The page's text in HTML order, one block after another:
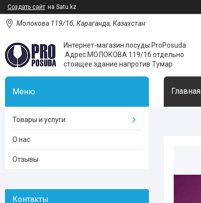
Создать сайт на Satu.kz
Молокова 119/1б, Караганда, Казахстан
Интернет-магазин посуды ProPosuda
.Адрес МОЛОКОВА 119/1б отдельно
стоящее здание напротив Тумар
Главная
Товары и услуги
О нас
Отзывы